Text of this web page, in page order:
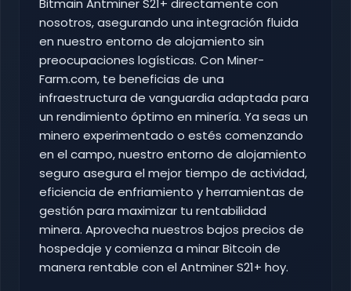
Bitmain Antminer S21+ directamente con
nosotros, asegurando una integración fluida
en nuestro entorno de alojamiento sin
preocupaciones logísticas. Con Miner-
Farm.com, te beneficias de una
infraestructura de vanguardia adaptada para
un rendimiento óptimo en minería. Ya seas un
minero experimentado o estés comenzando
en el campo, nuestro entorno de alojamiento
seguro asegura el mejor tiempo de actividad,
eficiencia de enfriamiento y herramientas de
gestión para maximizar tu rentabilidad
minera. Aprovecha nuestros bajos precios de
hospedaje y comienza a minar Bitcoin de
manera rentable con el Antminer S21+ hoy.